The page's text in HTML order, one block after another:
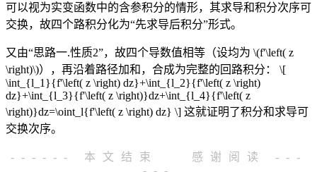
可以视为实变函数中的含参积分的情形，其求导和积分次序可
交换，故四个路积分化为“先求导后积分”形式。
又由“思路一.性质2”，故四个导数值相等（设均为 \(f'\left( z
\right)\)），再沿着路径加和，合成为完整的回路积分： \[
\int_{l_1}{f'\left( z \right) dz}+\int_{l_2}{f'\left( z \right)
dz}+\int_{l_3}{f'\left( z \right)}dz+\int_{l_4}{f'\left( z
\right)}dz=\oint_l{f'\left( z \right) dz} \] 这就证明了积分和求导可
交换次序。
------ 本文结束
感谢阅读 ---